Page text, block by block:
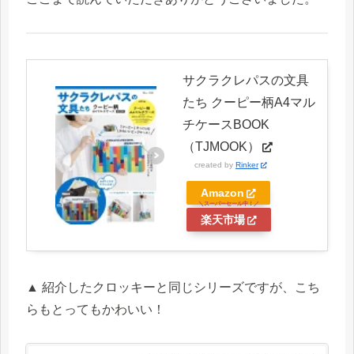
サクラクレパスの文具
たち クーピー柄A4マル
チケースBOOK
（TJMOOK）
created by Rinker
Amazon
楽天市場
▲ 紹介したクロッキーと同じシリーズですが、こち
らもとってもかわいい！